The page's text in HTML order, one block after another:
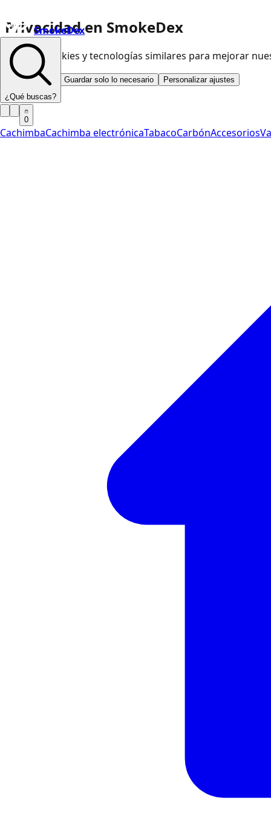
Privacidad en SmokeDex
Usamos cookies y tecnologías similares para mejorar
Aceptar todo Guardar solo lo necesario Personalizar ajustes
SmokeDex
¿Qué buscas?
0
CachimbaCachimba electrónicaTabacoCarbónAccesorios